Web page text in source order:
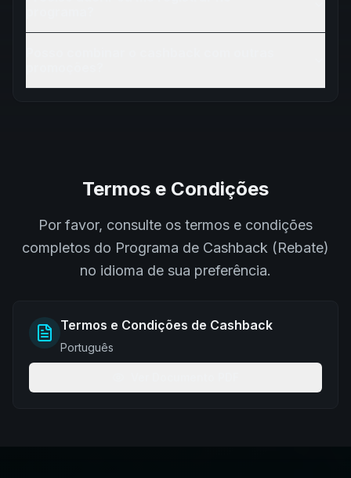
Termos e Condições
Por favor, consulte os termos e condições
completos do Programa de Cashback (Rebate)
no idioma de sua preferência.
Termos e Condições de Cashback
Português